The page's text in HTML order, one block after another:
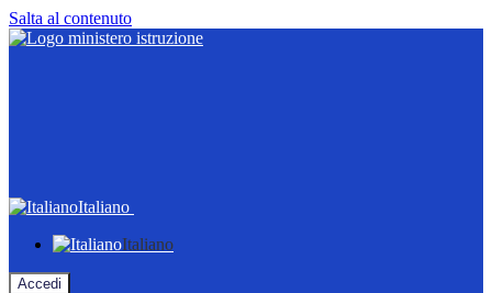
Salta al contenuto
Italiano
Italiano
Accedi